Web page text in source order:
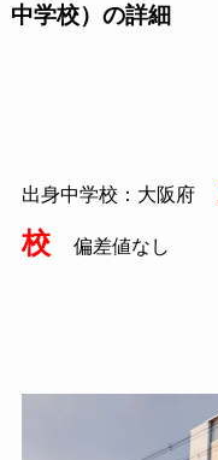
中学校）の詳細
出身中学校：大阪府
校
偏差値なし